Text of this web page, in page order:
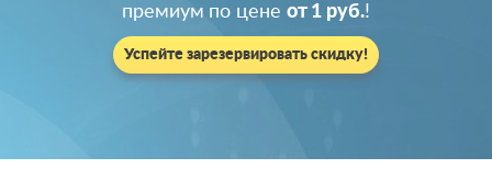
премиум по цене от 1 руб.!
Успейте зарезервировать скидку!